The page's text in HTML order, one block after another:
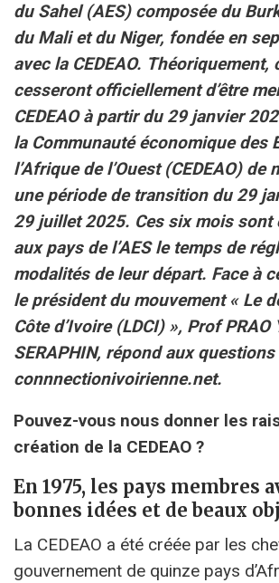
du Sahel (AES) composée du
du Mali et du Niger, fondée en
avec la CEDEAO.
cesseront officiellement d’être
CEDEAO à partir du 29 janvier
la Communauté économique des
l’Afrique de l’Ouest (CEDEAO) de
une période de transition du 29
29 juillet 2025. Ces six mois sont
aux pays de l’AES le temps de
modalités de leur départ. Face à
le président du mouvement « Le
Côte d’Ivoire (LDCI) », Prof PRAO
SERAPHIN, répond aux questions
connnectionivoirienne.net.
Pouvez-vous nous donner les
création de la CEDEAO ?
En 1975, les pays membres
bonnes idées et de beaux
La CEDEAO a été créée par les
gouvernement de quinze pays